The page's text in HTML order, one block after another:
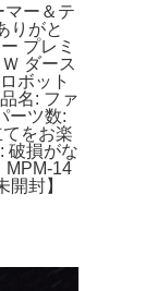
マー＆テ
りがと
プレミ
ダース
ボット
名: ファ
ーツ数:
をお楽
破損がな
MPM-14
封】